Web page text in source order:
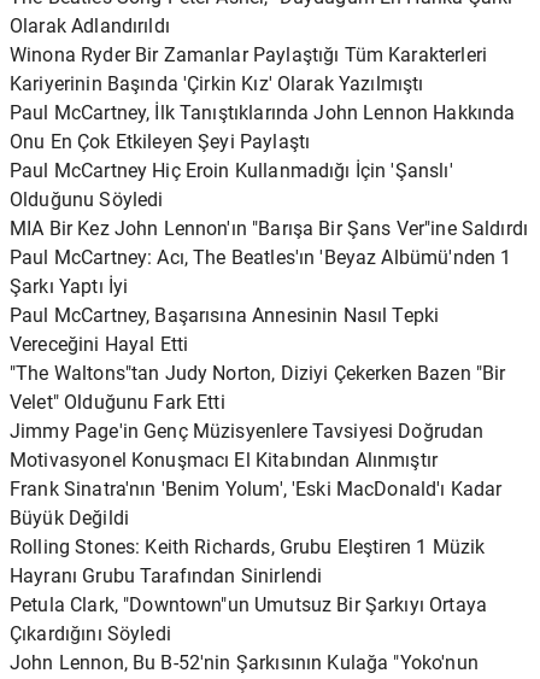
Olarak Adlandırıldı
Winona Ryder Bir Zamanlar Paylaştığı Tüm Karakterleri
Kariyerinin Başında 'Çirkin Kız' Olarak Yazılmıştı
Paul McCartney, İlk Tanıştıklarında John Lennon Hakkında
Onu En Çok Etkileyen Şeyi Paylaştı
Paul McCartney Hiç Eroin Kullanmadığı İçin 'Şanslı'
Olduğunu Söyledi
MIA Bir Kez John Lennon'ın "Barışa Bir Şans Ver"ine Saldırdı
Paul McCartney: Acı, The Beatles'ın 'Beyaz Albümü'nden 1
Şarkı Yaptı İyi
Paul McCartney, Başarısına Annesinin Nasıl Tepki
Vereceğini Hayal Etti
"The Waltons"tan Judy Norton, Diziyi Çekerken Bazen "Bir
Velet" Olduğunu Fark Etti
Jimmy Page'in Genç Müzisyenlere Tavsiyesi Doğrudan
Motivasyonel Konuşmacı El Kitabından Alınmıştır
Frank Sinatra'nın 'Benim Yolum', 'Eski MacDonald'ı Kadar
Büyük Değildi
Rolling Stones: Keith Richards, Grubu Eleştiren 1 Müzik
Hayranı Grubu Tarafından Sinirlendi
Petula Clark, "Downtown"un Umutsuz Bir Şarkıyı Ortaya
Çıkardığını Söyledi
John Lennon, Bu B-52'nin Şarkısının Kulağa "Yoko'nun